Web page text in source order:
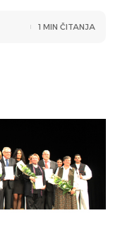
1 MIN ČITANJA